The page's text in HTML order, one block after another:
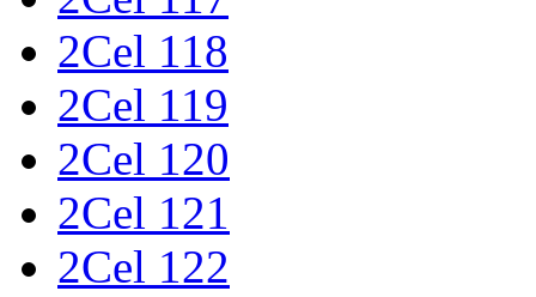
2Cel 118
2Cel 119
2Cel 120
2Cel 121
2Cel 122